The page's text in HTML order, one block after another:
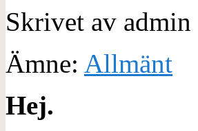
Skrivet av admin
Ämne: Allmänt
Hej.